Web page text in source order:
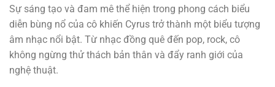
Sự sáng tạo và đam mê thể hiện trong phong cách biểu
diễn bùng nổ của cô khiến Cyrus trở thành một biểu tượng
âm nhạc nổi bật. Từ nhạc đồng quê đến pop, rock, cô
không ngừng thử thách bản thân và đẩy ranh giới của
nghệ thuật.